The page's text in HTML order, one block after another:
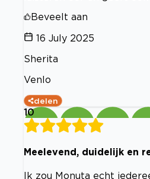
Beveelt aan
16 July 2025
Sherita
Venlo
delen
10
Meelevend, duidelijk en
Ik zou Monuta echt